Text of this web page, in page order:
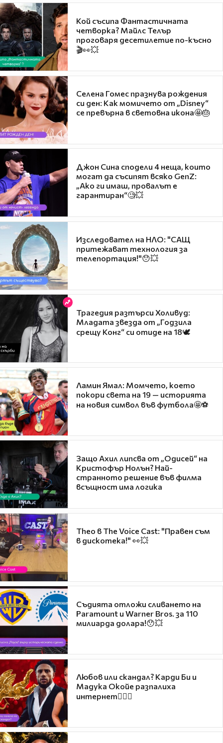
Кой съсипа Фантастичната
четворка? Майлс Телър
проговаря десетилетие по-късно
🎬👀💥
Селена Гомес празнува рождения
си ден: Как момичето от „Disney“
се превърна в световна икона🤩🎂
Джон Сина сподели 4 неща, които
могат да съсипят всяко GenZ:
„Ако ги имаш, провалът е
гарантиран“🧐💥
Изследовател на НЛО: "САЩ
притежават технология за
телепортация!"😯💥
Трагедия разтърси Холивуд:
Младата звезда от „Годзила
срещу Конг“ си отиде на 18🕊️
Ламин Ямал: Момчето, което
покори света на 19 — историята
на новия символ във футбола🤩⚽
Защо Ахил липсва от „Одисей“ на
Кристофър Нолън? Най-
странното решение във филма
всъщност има логика
Theo в The Voice Cast: "Правен съм
в дискотека!" 👀💥
Съдията отложи сливането на
Paramount и Warner Bros. за 110
милиарда долара!😯💥
Любов или скандал? Карди Би и
Мадука Окойе разпалиха
интернет❤️‍🔥🔥